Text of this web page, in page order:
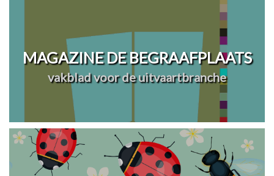
MAGAZINE DE BEGRAAFPLAATS
vakblad voor de uitvaartbranche